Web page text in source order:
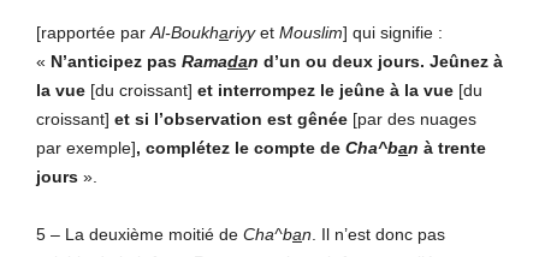
[rapportée par Al-Boukhariyyet Mouslim] qui signifie :
« N’anticipez pas Ramadan d’un ou deux jours. Jeûnez à
la vue [du croissant] et interrompez le jeûne à la vue [du
croissant] et si l’observation est gênée [par des nuages
par exemple], complétez le compte de Cha^ban à trente
jours ».
5 – La deuxième moitié de Cha^ban . Il n’est donc pas